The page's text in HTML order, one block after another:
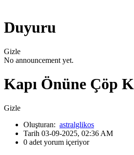
Duyuru
Gizle
No announcement yet.
Kapı Önüne Çöp
Gizle
Oluşturan: astralglikos
Tarih 03-09-2025, 02:36 AM
0 adet yorum içeriyor